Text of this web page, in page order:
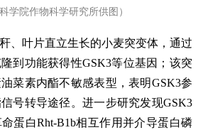
科学院作物科学研究所供图 ）
、叶片直立生长的小麦突变体，通过
到功能获得性GSK3等位基因；该突
菜素内酯不敏感表型，表明GSK3参
号转导途径。进一步研究发现GSK3
蛋白Rht-B1b相互作用并介导蛋白磷